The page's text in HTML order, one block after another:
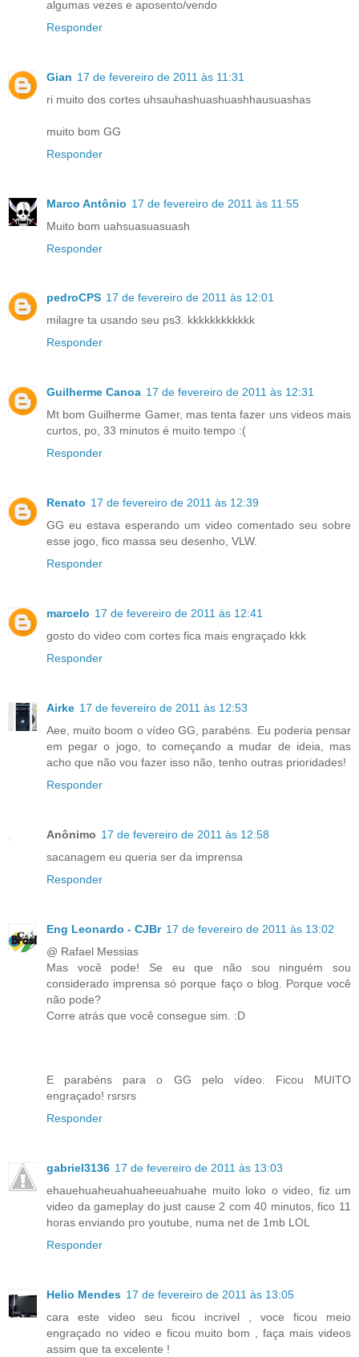
algumas vezes e aposento/vendo
Responder
Gian 17 de fevereiro de 2011 às 11:31
ri muito dos cortes uhsauhashuashuashhausuashas
muito bom GG
Responder
Marco Antônio 17 de fevereiro de 2011 às 11:55
Muito bom uahsuasuasuash
Responder
pedroCPS 17 de fevereiro de 2011 às 12:01
milagre ta usando seu ps3. kkkkkkkkkkkk
Responder
Guilherme Canoa 17 de fevereiro de 2011 às 12:31
Mt bom Guilherme Gamer, mas tenta fazer uns videos mais
curtos, po, 33 minutos é muito tempo :(
Responder
Renato 17 de fevereiro de 2011 às 12:39
GG eu estava esperando um video comentado seu sobre
esse jogo, fico massa seu desenho, VLW.
Responder
marcelo 17 de fevereiro de 2011 às 12:41
gosto do video com cortes fica mais engraçado kkk
Responder
Airke 17 de fevereiro de 2011 às 12:53
Aee, muito boom o vídeo GG, parabéns. Eu poderia pensar
em pegar o jogo, to começando a mudar de ideia, mas
acho que não vou fazer isso não, tenho outras prioridades!
Responder
Anônimo 17 de fevereiro de 2011 às 12:58
sacanagem eu queria ser da imprensa
Responder
Eng Leonardo - CJBr 17 de fevereiro de 2011 às 13:02
@ Rafael Messias
Mas você pode! Se eu que não sou ninguém sou
considerado imprensa só porque faço o blog. Porque você
não pode?
Corre atrás que você consegue sim. :D
E parabéns para o GG pelo vídeo. Ficou MUITO
engraçado! rsrsrs
Responder
gabriel3136 17 de fevereiro de 2011 às 13:03
ehauehuaheuahuaheeuahuahe muito loko o video, fiz um
video da gameplay do just cause 2 com 40 minutos, fico 11
horas enviando pro youtube, numa net de 1mb LOL
Responder
Helio Mendes 17 de fevereiro de 2011 às 13:05
cara este video seu ficou incrivel , voce ficou meio
engraçado no video e ficou muito bom , faça mais videos
assim que ta excelente !